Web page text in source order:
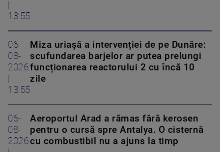
13:55
06-
08-
2026
13:55
Miza uriașă a intervenției de pe Dunăre:
scufundarea barjelor ar putea prelungi
funcționarea reactorului 2 cu încă 10
zile
06-
08-
2026
Aeroportul Arad a rămas fără kerosen
pentru o cursă spre Antalya. O cisternă
cu combustibil nu a ajuns la timp